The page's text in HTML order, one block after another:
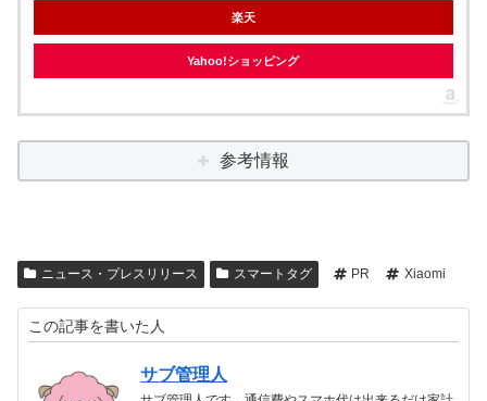
楽天
Yahoo!ショッピング
参考情報
ニュース・プレスリリース スマートタグ PR Xiaomi
この記事を書いた人
サブ管理人